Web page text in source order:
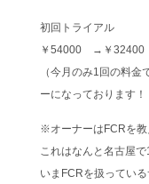
初回トライアル
￥54000 →￥32400
（今月のみ1回の料
ーになっております！
※オーナーはFCRを教
これはなんと名古屋で
いまFCRを扱ってい